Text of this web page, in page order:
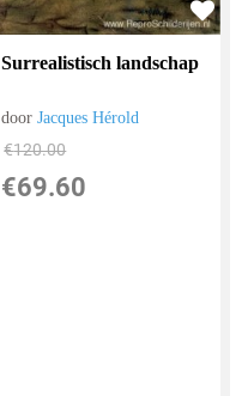
Surrealistisch landschap
doorJacques Hérold
€120.00
€69.60